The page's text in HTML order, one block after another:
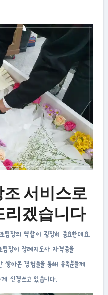
서비스로
리겠습니다
장의 역할이 굉장히 중요한데요.
장이 장례지도사 자격증을
쌓아온 경험들을 통해 유족분들께
신경쓰고 있습니다.